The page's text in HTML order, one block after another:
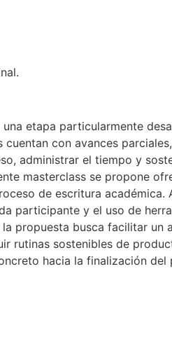
etapa particularmente
con avances
administrar el tiempo y
masterclass se propone
de escritura académica.
participante y el uso de
propuesta busca facilitar un
rutinas sostenibles de
hacia la finalización del